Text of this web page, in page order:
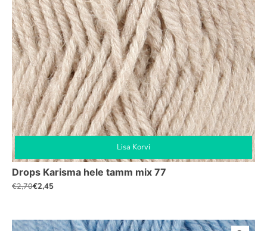
Lisa Korvi
Drops Karisma hele tamm mix 77
€2,70
Algne
€2,70.
€2,45
Praegune
€2,45.